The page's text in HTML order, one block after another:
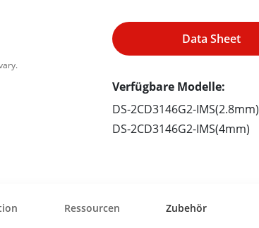
Data Sheet
Verfügbare Modelle:
DS-2CD3146G2-IMS(2.8mm)
DS-2CD3146G2-IMS(4mm)
Ressourcen Zubehör